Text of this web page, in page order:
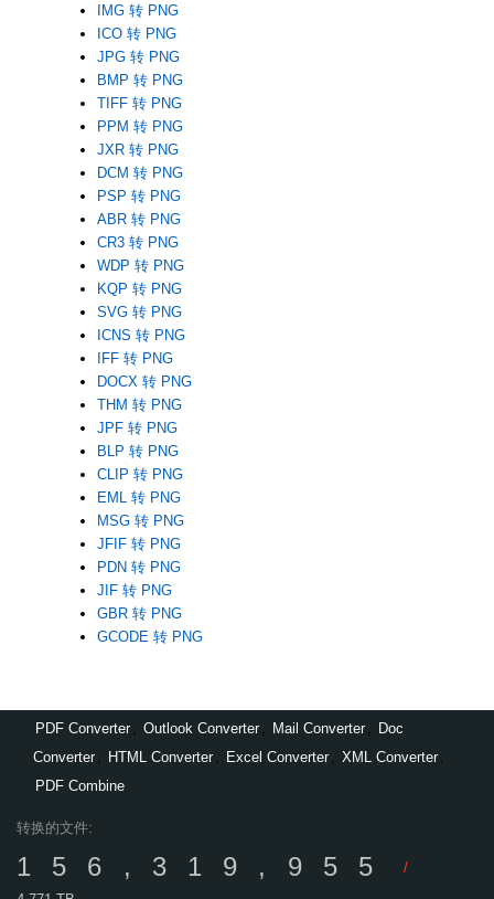
IMG 转 PNG
ICO 转 PNG
JPG 转 PNG
BMP 转 PNG
TIFF 转 PNG
PPM 转 PNG
JXR 转 PNG
DCM 转 PNG
PSP 转 PNG
ABR 转 PNG
CR3 转 PNG
WDP 转 PNG
KQP 转 PNG
SVG 转 PNG
ICNS 转 PNG
IFF 转 PNG
DOCX 转 PNG
THM 转 PNG
JPF 转 PNG
BLP 转 PNG
CLIP 转 PNG
EML 转 PNG
MSG 转 PNG
JFIF 转 PNG
PDN 转 PNG
JIF 转 PNG
GBR 转 PNG
GCODE 转 PNG
PDF Converter Outlook Converter Mail Converter
Doc
Converter
HTML Converter Excel Converter XML Converter
PDF Combine
转换的文件:
156,319,955
/